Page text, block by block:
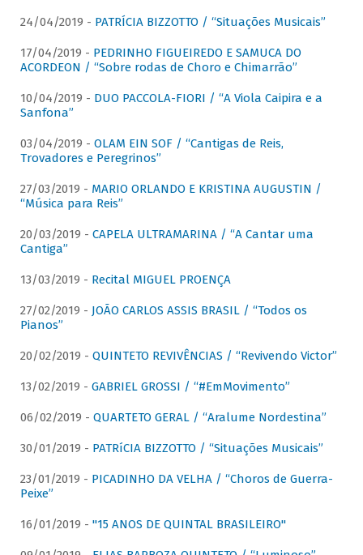
24/04/2019 - PATRÍCIA BIZZOTTO / “Situações Musicais”
17/04/2019 - PEDRINHO FIGUEIREDO E SAMUCA DO
ACORDEON / “Sobre rodas de Choro e Chimarrão”
10/04/2019 - DUO PACCOLA-FIORI / “A Viola Caipira e a
Sanfona”
03/04/2019 - OLAM EIN SOF / “Cantigas de Reis,
Trovadores e Peregrinos”
27/03/2019 - MARIO ORLANDO E KRISTINA AUGUSTIN /
“Música para Reis”
20/03/2019 - CAPELA ULTRAMARINA / “A Cantar uma
Cantiga”
13/03/2019 - Recital MIGUEL PROENÇA
27/02/2019 - JOÃO CARLOS ASSIS BRASIL / “Todos os
Pianos”
20/02/2019 - QUINTETO REVIVÊNCIAS / “Revivendo Victor”
13/02/2019 - GABRIEL GROSSI / “#EmMovimento”
06/02/2019 - QUARTETO GERAL / “Aralume Nordestina”
30/01/2019 - PATRíCIA BIZZOTTO / “Situações Musicais”
23/01/2019 - PICADINHO DA VELHA / “Choros de Guerra-
Peixe”
16/01/2019 - "15 ANOS DE QUINTAL BRASILEIRO"